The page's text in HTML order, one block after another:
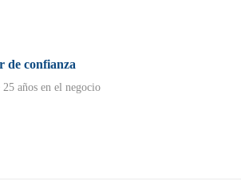
de confianza
25 años en el negocio